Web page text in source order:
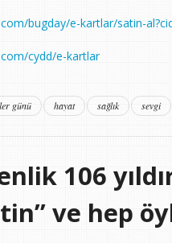
bugday/e-kartlar/satin-
cydd/e-kartlar
günü hayat sağlık sevgi
106
ve hep